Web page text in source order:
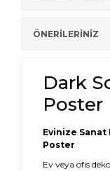
ÖNERİLERİNİZ
Dark
Poster
Evinize Sanat
Poster
Ev veya ofis